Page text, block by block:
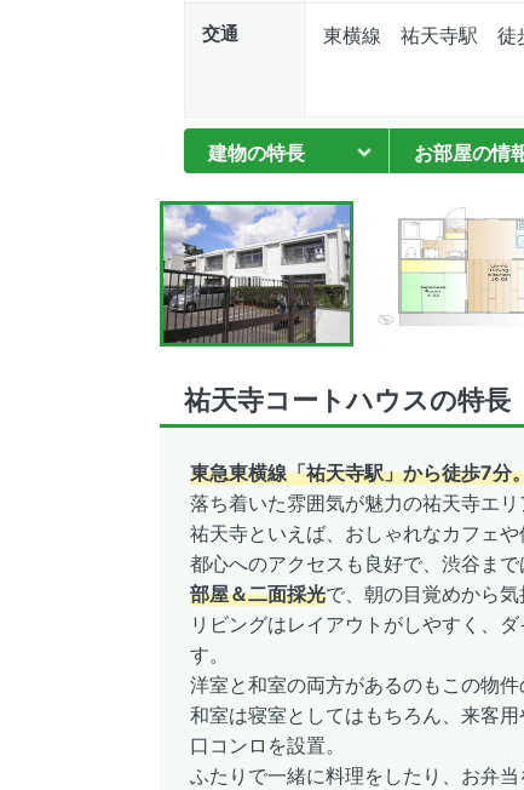
交通 東横線 祐天寺駅 徒
建物の特長 お部屋の情
祐天寺コートハウスの特長
東急東横線「祐天寺駅」から徒歩7分
落ち着いた雰囲気が魅力の祐天寺エ
祐天寺といえば、おしゃれなカフェ
都心へのアクセスも良好で、渋谷ま
部屋＆二面採光で、朝の目覚めから気
リビングはレイアウトがしやすく、
す。
洋室と和室の両方があるのもこの物件
和室は寝室としてはもちろん、来客
口コンロを設置。
ふたりで一緒に料理をしたり、お弁当